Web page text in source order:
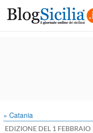
» Catania
EDIZIONE DEL 1 FEBBRAIO